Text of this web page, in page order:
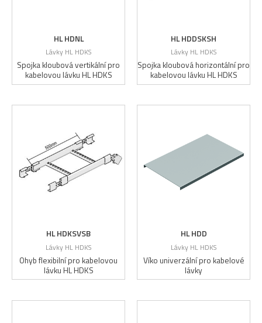
HL HDNL
Lávky HL HDKS
Spojka kloubová vertikální pro
kabelovou lávku HL HDKS
HL HDDSKSH
Lávky HL HDKS
Spojka kloubová horizontální pro
kabelovou lávku HL HDKS
HL HDKSVSB
Lávky HL HDKS
Ohyb flexibilní pro kabelovou
lávku HL HDKS
HL HDD
Lávky HL HDKS
Víko univerzální pro kabelové
lávky